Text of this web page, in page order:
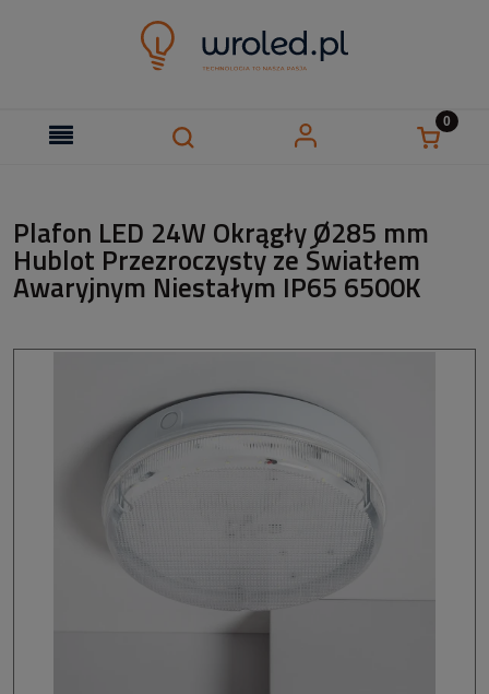
Plafon LED 24W Okrągły Ø285 mm
Hublot Przezroczysty ze Światłem
Awaryjnym Niestałym IP65 6500K